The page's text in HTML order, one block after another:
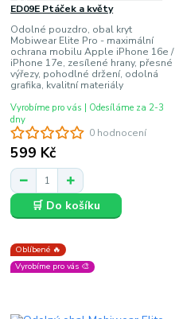
0 hodnocení
ED09E Ptáček a květy
Odolné pouzdro, obal kryt
Mobiwear Elite Pro - maximální
ochrana mobilu Apple iPhone 16e /
iPhone 17e, zesílené hrany, přesné
výřezy, pohodlné držení, odolná
grafika, kvalitní materiály
599 Kč
Vyrobíme pro vás | Odesíláme za 2-3
dny
🛒 Do košíku
Oblíbené 🔥
Vyrobíme pro vás 🎨